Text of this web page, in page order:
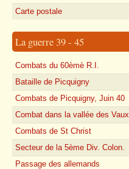
Carte postale
La guerre 39 - 45
Combats du 60èmè R.I.
Bataille de Picquigny
Combats de Picquigny, Juin 40
Combat dans la vallée des Vaux
Combats de St Christ
Secteur de la 5ème Div. Colon.
Passage des allemands